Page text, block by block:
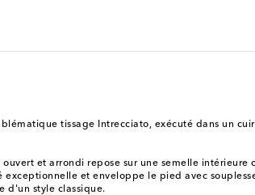
tissage Intrecciato, exécuté dans un
et arrondi repose sur une semelle
et enveloppe le pied avec
d'un style classique.